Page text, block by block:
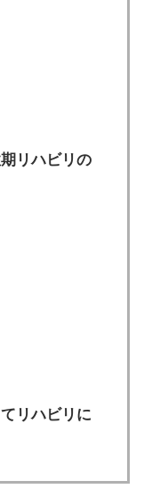
リハビリの
リハビリに